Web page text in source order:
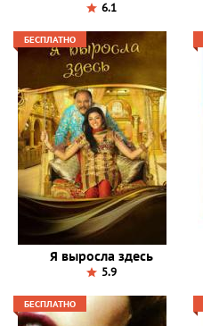
6.1
БЕСПЛАТНО
Я выросла здесь
5.9
БЕСПЛАТНО